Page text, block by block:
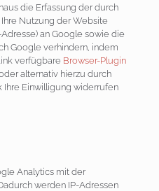
die Erfassung der durch
Nutzung der Website
an Google sowie die
Google verhindern, indem
verfügbare Browser-Plugin
alternativ hierzu durch
Einwilligung widerrufen
Analytics mit der
werden IP-Adressen